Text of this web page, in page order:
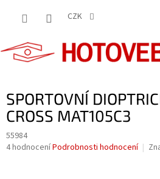
CZK
SPORTOVNÍ
CROSS MAT105C3
55984
Průměrné
4 hodnoceníPodrobnosti hodnocení